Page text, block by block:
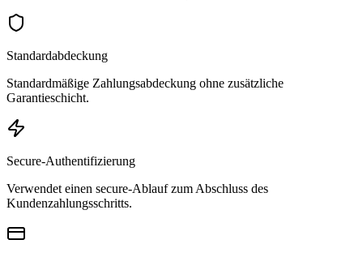
Standardabdeckung
Standardmäßige Zahlungsabdeckung ohne zusätzliche
Garantieschicht.
Secure-Authentifizierung
Verwendet einen secure-Ablauf zum Abschluss des
Kundenzahlungsschritts.